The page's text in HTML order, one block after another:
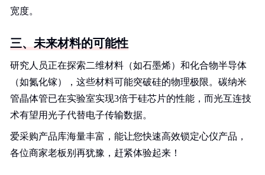
宽度。
三、未来材料的可能性
研究人员正在探索二维材料（如石墨烯）和化合物半导体
（如氮化镓），这些材料可能突破硅的物理极限。碳纳米
管晶体管已在实验室实现3倍于硅芯片的性能，而光互连技
术有望用光子代替电子传输数据。
爱采购产品库海量丰富，能让您快速高效锁定心仪产品，
各位商家老板别再犹豫，赶紧体验起来！